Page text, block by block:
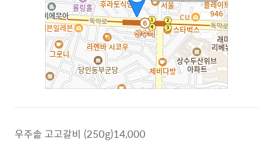
우주솥 고고갈비 (250g)14,000